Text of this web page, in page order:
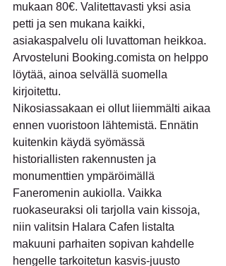
mukaan 80€. Valitettavasti yksi asia
petti ja sen mukana kaikki,
asiakaspalvelu oli luvattoman heikkoa.
Arvosteluni Booking.comista on helppo
löytää, ainoa selvällä suomella
kirjoitettu.
Nikosiassakaan ei ollut liiemmälti aikaa
ennen vuoristoon lähtemistä. Ennätin
kuitenkin käydä syömässä
historiallisten rakennusten ja
monumenttien ympäröimällä
Faneromenin aukiolla. Vaikka
ruokaseuraksi oli tarjolla vain kissoja,
niin valitsin Halara Cafen listalta
makuuni parhaiten sopivan kahdelle
hengelle tarkoitetun kasvis-juusto